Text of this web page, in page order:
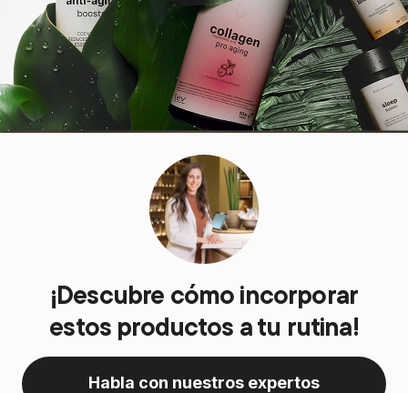
¡Descubre cómo incorporar
estos productos a tu rutina!
Habla con nuestros expertos